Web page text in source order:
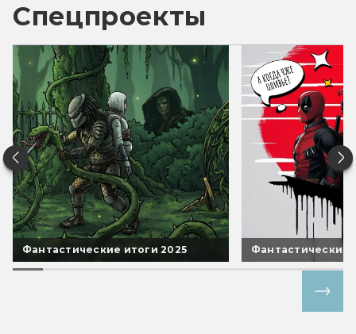
Спецпроекты
Фантастические итоги 2025 Фантастические